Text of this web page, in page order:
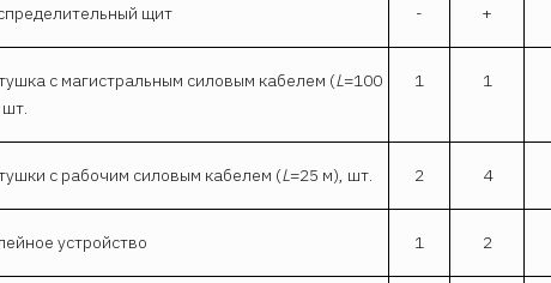
щит - +
с магистральным силовым кабелем (L=100
1 1
с рабочим силовым кабелем (L=25 м), шт. 2 4
устройство 1 2